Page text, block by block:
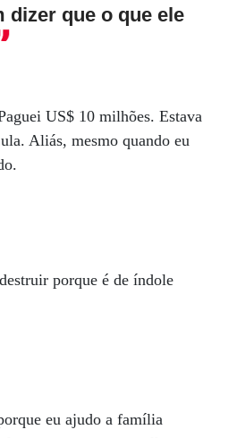
dizer que o que ele
US$ 10 milhões. Estava
Aliás, mesmo quando eu
porque é de índole
eu ajudo a família